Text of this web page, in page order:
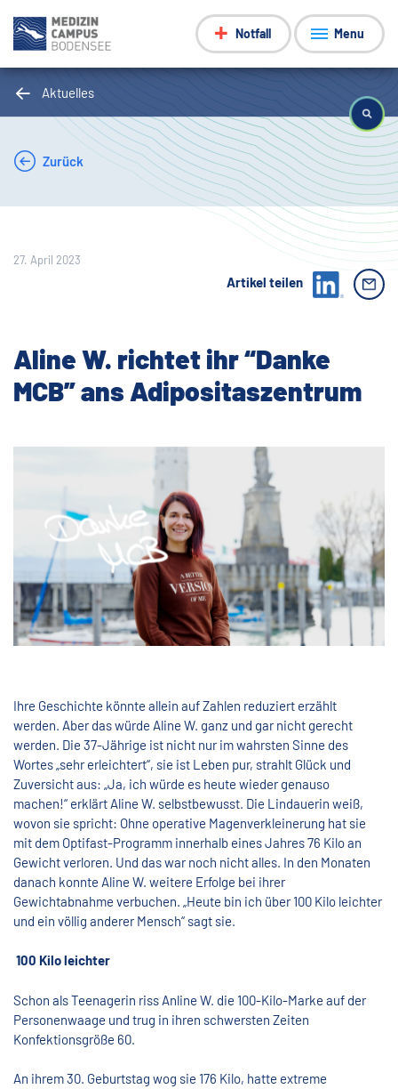
Notfall Menu
Aktuelles
Zurück
27. April 2023
Artikel teilen
Aline W. richtet ihr “Danke
MCB” ans Adipositaszentrum
Ihre Geschichte könnte allein auf Zahlen reduziert erzählt
werden. Aber das würde Aline W. ganz und gar nicht gerecht
werden. Die 37-Jährige ist nicht nur im wahrsten Sinne des
Wortes „sehr erleichtert“, sie ist Leben pur, strahlt Glück und
Zuversicht aus: „Ja, ich würde es heute wieder genauso
machen!“ erklärt Aline W. selbstbewusst. Die Lindauerin weiß,
wovon sie spricht: Ohne operative Magenverkleinerung hat sie
mit dem Optifast-Programm innerhalb eines Jahres 76 Kilo an
Gewicht verloren. Und das war noch nicht alles. In den Monaten
danach konnte Aline W. weitere Erfolge bei ihrer
Gewichtabnahme verbuchen. „Heute bin ich über 100 Kilo leichter
und ein völlig anderer Mensch“ sagt sie.
100 Kilo leichter
Schon als Teenagerin riss Anline W. die 100-Kilo-Marke auf der
Personenwaage und trug in ihren schwersten Zeiten
Konfektionsgröße 60.
An ihrem 30. Geburtstag wog sie 176 Kilo, hatte extreme